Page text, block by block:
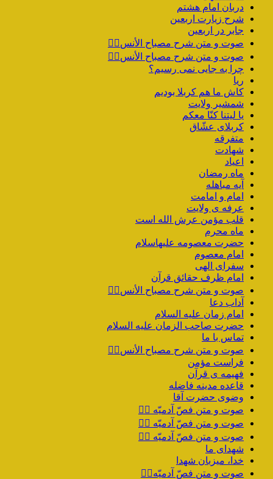
دربان امام هشتم
شرح زیارت اربعین
جابر در اربعین
صوت و متن شرح مصباح الأنس۴️⃣
صوت و متن شرح مصباح الأنس۳️⃣
چرا به جایی نمی رسیم؟
ریا
کاش ما هم کربلا بودیم
شمشیر ولایت
یا لیتنا کنّا معکم
کربلای عشّاق
متفرقه
شهادت
اعیاد
ماه رمضان
آیه مباهله
امام و امامت
عرفه ی ولایت
قلب مؤمن عرش الله است
ماه محرم
حضرت معصومه علیهاسلام
امام معصوم
سفرای الهی
امام ظرف حقائق قرآن
صوت و متن شرح مصباح الأنس۲️⃣
آداب دعا
امام زمان علیه السلام
حضرت صاحب الزمان علیه السلام
تماس با ما
صوت و متن شرح مصباح الأنس۱️⃣
فراست مؤمن
فهیمه ی قرآن
قاعده مدینه فاضله
وضوی حضرت آقا
صوت و متن فصّ آدمیّه ۴️⃣
صوت و متن فصّ آدمیّه ۳️⃣
صوت و متن فصّ آدمیّه ۲️⃣
شهدای ما
خدا، میزبان شهدا
صوت و متن فصّ آدمیّه۱️⃣